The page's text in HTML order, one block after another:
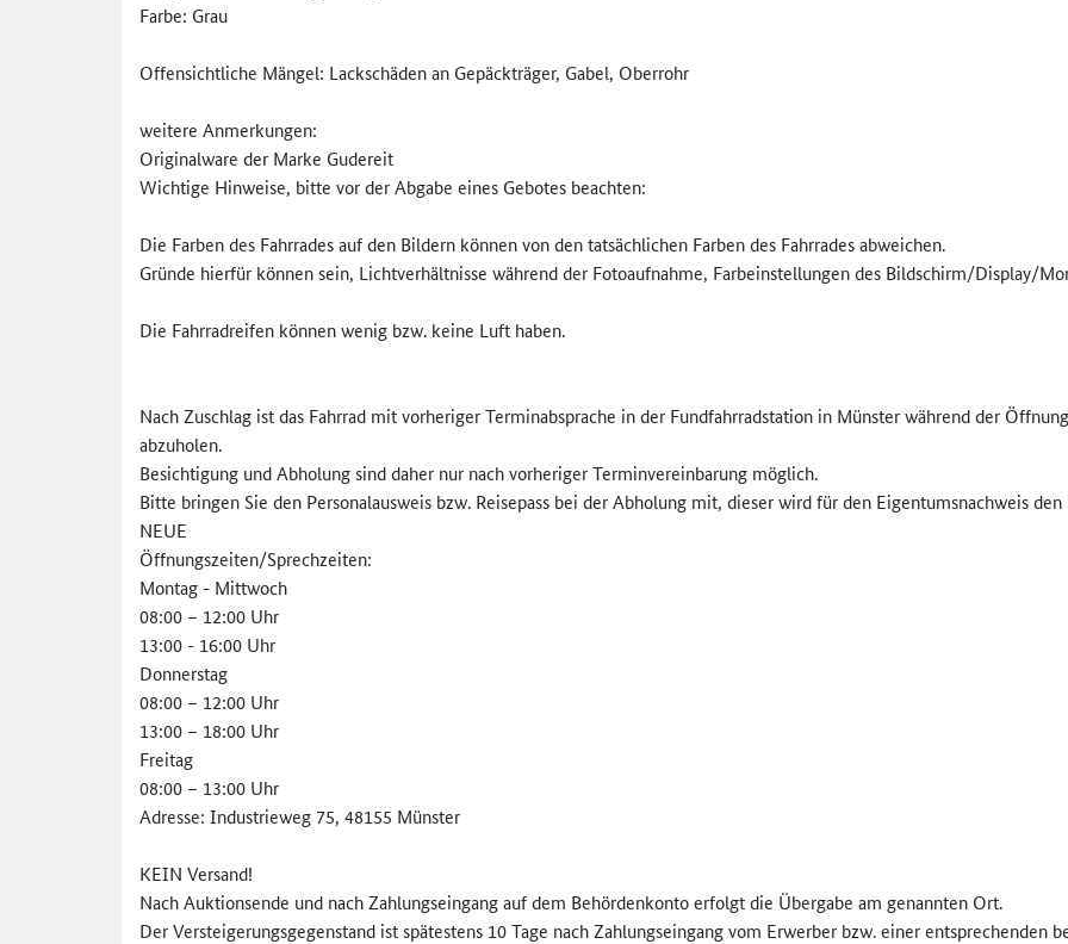
Farbe: Grau
Offensichtliche Mängel: Lackschäden an Gepäckträger, Gabel, Oberrohr
weitere Anmerkungen:
Originalware der Marke Gudereit
Wichtige Hinweise, bitte vor der Abgabe eines Gebotes beachten:
Die Farben des Fahrrades auf den Bildern können von den tatsächlichen Farben des Fahrrades abweichen.
Gründe hierfür können sein, Lichtverhältnisse während der Fotoaufnahme, Farbeinstellungen des Bildschirm/Display/
Die Fahrradreifen können wenig bzw. keine Luft haben.
Nach Zuschlag ist das Fahrrad mit vorheriger Terminabsprache in der Fundfahrradstation in Münster während der
abzuholen.
Besichtigung und Abholung sind daher nur nach vorheriger Terminvereinbarung möglich.
Bitte bringen Sie den Personalausweis bzw. Reisepass bei der Abholung mit, dieser wird für den Eigentumsnachweis
NEUE
Öffnungszeiten/Sprechzeiten:
Montag - Mittwoch
08:00 – 12:00 Uhr
13:00 - 16:00 Uhr
Donnerstag
08:00 – 12:00 Uhr
13:00 – 18:00 Uhr
Freitag
08:00 – 13:00 Uhr
Adresse: Industrieweg 75, 48155 Münster
KEIN Versand!
Nach Auktionsende und nach Zahlungseingang auf dem Behördenkonto erfolgt die Übergabe am genannten Ort.
Der Versteigerungsgegenstand ist spätestens 10 Tage nach Zahlungseingang vom Erwerber bzw. einer entsprechenden